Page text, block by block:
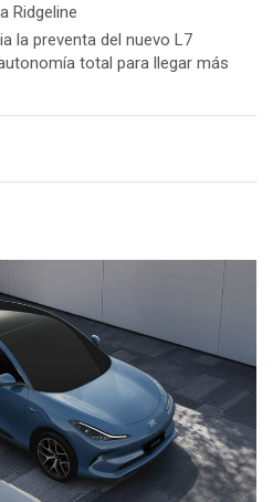
Ridgeline
la preventa del nuevo L7
total para llegar más